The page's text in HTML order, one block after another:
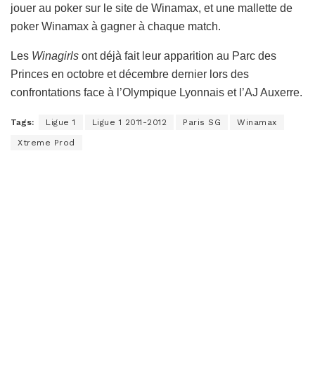
jouer au poker sur le site de Winamax, et une mallette de
poker Winamax à gagner à chaque match.
Les Winagirls ont déjà fait leur apparition au Parc des
Princes en octobre et décembre dernier lors des
confrontations face à l’Olympique Lyonnais et l’AJ Auxerre.
Tags: Ligue 1 Ligue 1 2011-2012 Paris SG Winamax
Xtreme Prod